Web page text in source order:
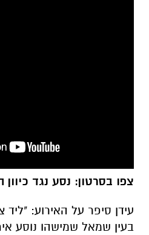
צפו בסרטון: נסע נגד כיוון
עידן סיפר על האירוע:
בעין שמאל שמישהו נוסע